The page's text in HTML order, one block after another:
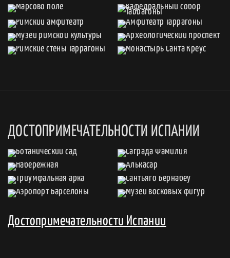
ДОСТОПРИМЕЧАТЕЛЬНОСТИ ИСПАНИИ
Достопримечательности Испании